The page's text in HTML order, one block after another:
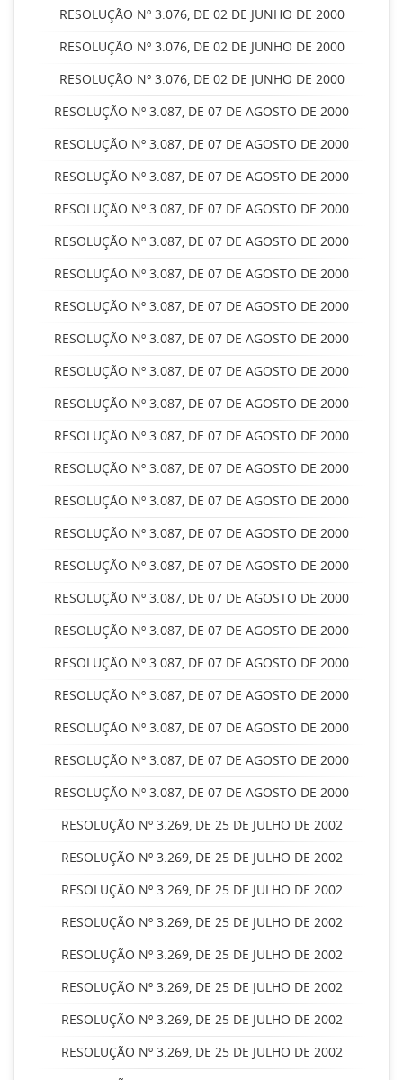
RESOLUÇÃO Nº 3.076, DE 02 DE JUNHO DE 2000
RESOLUÇÃO Nº 3.076, DE 02 DE JUNHO DE 2000
RESOLUÇÃO Nº 3.076, DE 02 DE JUNHO DE 2000
RESOLUÇÃO Nº 3.087, DE 07 DE AGOSTO DE 2000
RESOLUÇÃO Nº 3.087, DE 07 DE AGOSTO DE 2000
RESOLUÇÃO Nº 3.087, DE 07 DE AGOSTO DE 2000
RESOLUÇÃO Nº 3.087, DE 07 DE AGOSTO DE 2000
RESOLUÇÃO Nº 3.087, DE 07 DE AGOSTO DE 2000
RESOLUÇÃO Nº 3.087, DE 07 DE AGOSTO DE 2000
RESOLUÇÃO Nº 3.087, DE 07 DE AGOSTO DE 2000
RESOLUÇÃO Nº 3.087, DE 07 DE AGOSTO DE 2000
RESOLUÇÃO Nº 3.087, DE 07 DE AGOSTO DE 2000
RESOLUÇÃO Nº 3.087, DE 07 DE AGOSTO DE 2000
RESOLUÇÃO Nº 3.087, DE 07 DE AGOSTO DE 2000
RESOLUÇÃO Nº 3.087, DE 07 DE AGOSTO DE 2000
RESOLUÇÃO Nº 3.087, DE 07 DE AGOSTO DE 2000
RESOLUÇÃO Nº 3.087, DE 07 DE AGOSTO DE 2000
RESOLUÇÃO Nº 3.087, DE 07 DE AGOSTO DE 2000
RESOLUÇÃO Nº 3.087, DE 07 DE AGOSTO DE 2000
RESOLUÇÃO Nº 3.087, DE 07 DE AGOSTO DE 2000
RESOLUÇÃO Nº 3.087, DE 07 DE AGOSTO DE 2000
RESOLUÇÃO Nº 3.087, DE 07 DE AGOSTO DE 2000
RESOLUÇÃO Nº 3.087, DE 07 DE AGOSTO DE 2000
RESOLUÇÃO Nº 3.087, DE 07 DE AGOSTO DE 2000
RESOLUÇÃO Nº 3.087, DE 07 DE AGOSTO DE 2000
RESOLUÇÃO Nº 3.269, DE 25 DE JULHO DE 2002
RESOLUÇÃO Nº 3.269, DE 25 DE JULHO DE 2002
RESOLUÇÃO Nº 3.269, DE 25 DE JULHO DE 2002
RESOLUÇÃO Nº 3.269, DE 25 DE JULHO DE 2002
RESOLUÇÃO Nº 3.269, DE 25 DE JULHO DE 2002
RESOLUÇÃO Nº 3.269, DE 25 DE JULHO DE 2002
RESOLUÇÃO Nº 3.269, DE 25 DE JULHO DE 2002
RESOLUÇÃO Nº 3.269, DE 25 DE JULHO DE 2002